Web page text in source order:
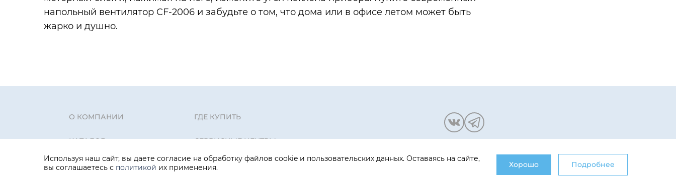
напольный вентилятор CF-2006 и забудьте о том, что дома или в офисе летом может быть
жарко и душно.
О КОМПАНИИ
КАТАЛОГ
КОНТАКТЫ
ГДЕ КУПИТЬ
СЕРВИСНЫЕ ЦЕНТРЫ
СЛУЖБА ПОДДЕРЖКИ
Политика обработки
персональных данных
Используя наш сайт, вы даете согласие на обработку файлов cookie и пользовательских данных. Оставаясь на сайте,
вы соглашаетесь с политикой их применения. Хорошо Подробнее